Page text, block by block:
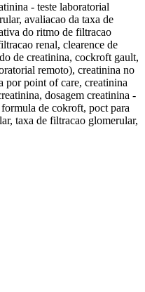
- teste laboratorial
avaliacao da taxa de
do ritmo de filtracao
renal, clearence de
de creatinina, cockroft gault,
remoto), creatinina no
por point of care, creatinina
dosagem creatinina -
de cokroft, poct para
taxa de filtracao glomerular,